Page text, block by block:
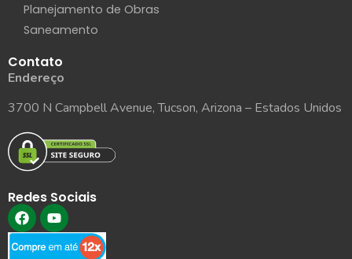
Planejamento de Obras
Saneamento
Contato
Endereço
3700 N Campbell Avenue, Tucson, Arizona – Estados Unidos
Redes Sociais